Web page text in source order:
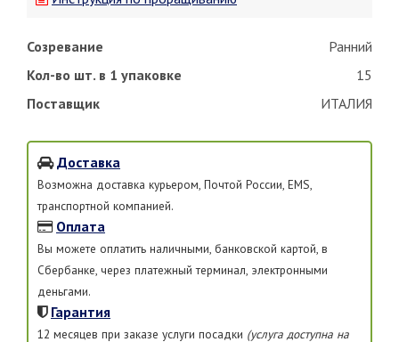
Созревание
Ранний
Кол-во шт. в 1 упаковке
15
Поставщик
ИТАЛИЯ
Доставка
Возможна доставка курьером, Почтой России, EMS,
транспортной компанией.
Оплата
Вы можете оплатить наличными, банковской картой, в
Сбербанке, через платежный терминал, электронными
деньгами.
Гарантия
12 месяцев при заказе услуги посадки (услуга доступна на